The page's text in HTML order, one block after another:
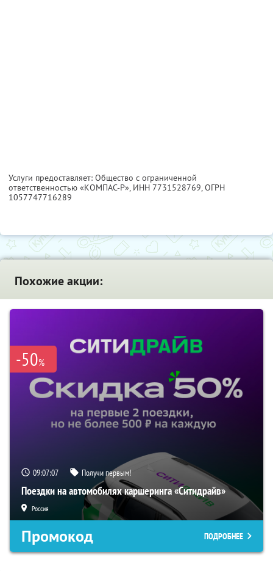
Услуги предоставляет: Общество с ограниченной
ответственностью «КОМПАС-Р», ИНН 7731528769, ОГРН
1057747716289
Похожие акции:
-50%
09:07:06 Получи первым!
Поездки на автомобилях каршеринга «Ситидрайв»
Россия
Промокод ПОДРОБНЕЕ